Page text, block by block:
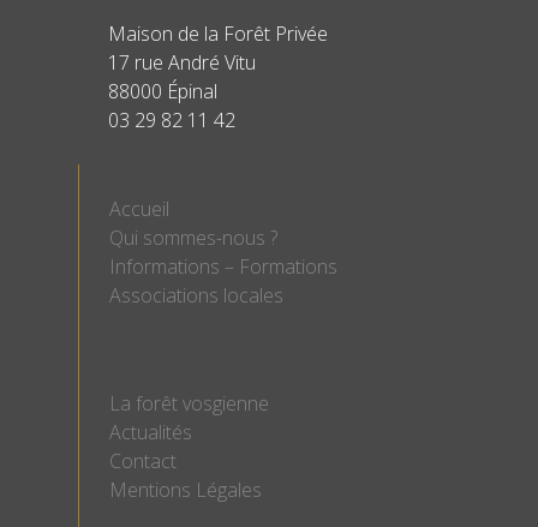
Maison de la Forêt Privée
17 rue André Vitu
88000 Épinal
03 29 82 11 42
Accueil
Qui sommes-nous ?
Informations – Formations
Associations locales
La forêt vosgienne
Actualités
Contact
Mentions Légales